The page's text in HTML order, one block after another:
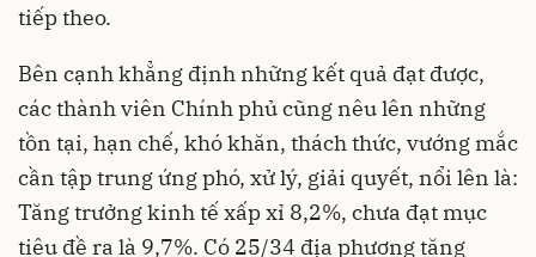
tiếp theo.
Bên cạnh khẳng định những kết quả đạt được,
các thành viên Chính phủ cũng nêu lên những
tồn tại, hạn chế, khó khăn, thách thức, vướng mắc
cần tập trung ứng phó, xử lý, giải quyết, nổi lên là:
Tăng trưởng kinh tế xấp xỉ 8,2%, chưa đạt mục
tiêu đề ra là 9,7%. Có 25/34 địa phương tăng